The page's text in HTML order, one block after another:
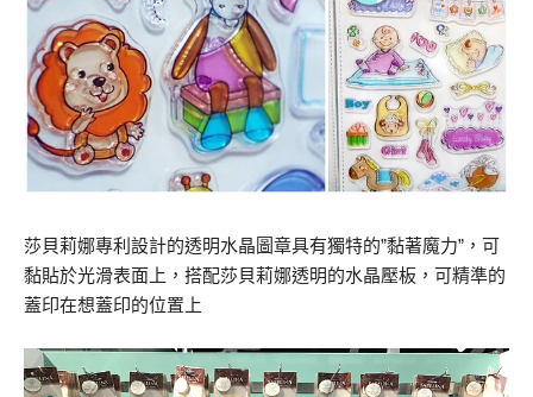
莎貝莉娜專利設計的透明水晶圖章具有獨特的”黏著魔力”，可
黏貼於光滑表面上，搭配莎貝莉娜透明的水晶壓板，可精準的
蓋印在想蓋印的位置上